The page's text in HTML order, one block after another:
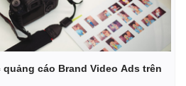
Multimedia
Ảnh
cáo Brand Video Ads trên